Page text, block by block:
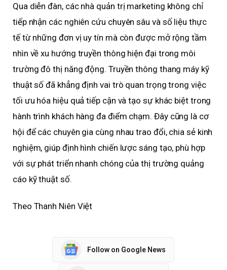
Qua diễn đàn, các nhà quản trị marketing không chỉ
tiếp nhận các nghiên cứu chuyên sâu và số liệu thực
tế từ những đơn vị uy tín mà còn được mở rộng tầm
nhìn về xu hướng truyền thông hiện đại trong môi
trường đô thị năng động. Truyền thông thang máy kỹ
thuật số đã khẳng định vai trò quan trọng trong việc
tối ưu hóa hiệu quả tiếp cận và tạo sự khác biệt trong
hành trình khách hàng đa điểm chạm. Đây cũng là cơ
hội để các chuyên gia cùng nhau trao đổi, chia sẻ kinh
nghiệm, giúp định hình chiến lược sáng tạo, phù hợp
với sự phát triển nhanh chóng của thị trường quảng
cáo kỹ thuật số.
Theo Thanh Niên Việt
Follow on Google News